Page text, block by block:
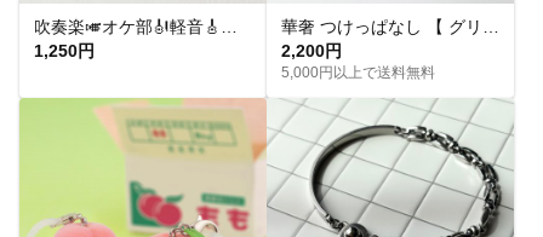
1,250円
2,200円
5,000円以上で送料無料